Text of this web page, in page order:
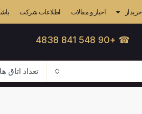
اخبار و مقالات اطلاعات شرکت
☎ +90 548 841 4838
تعداد اتاق ها